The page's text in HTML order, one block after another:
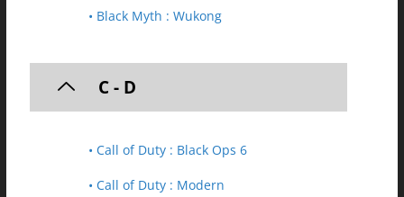
• Black Myth : Wukong
C - D
• Call of Duty : Black Ops 6
• Call of Duty : Modern